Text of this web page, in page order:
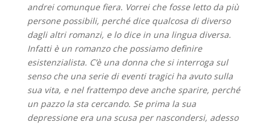
andrei comunque fiera. Vorrei che fosse letto da più
persone possibili, perché dice qualcosa di diverso
dagli altri romanzi, e lo dice in una lingua diversa.
Infatti è un romanzo che possiamo definire
esistenzialista. C’è una donna che si interroga sul
senso che una serie di eventi tragici ha avuto sulla
sua vita, e nel frattempo deve anche sparire, perché
un pazzo la sta cercando. Se prima la sua
depressione era una scusa per nascondersi, adesso